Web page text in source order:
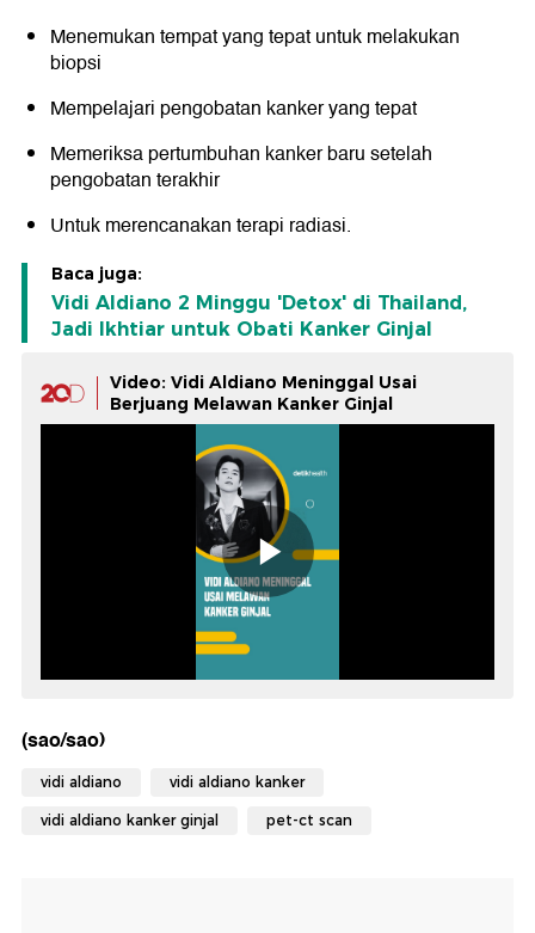
Menemukan tempat yang tepat untuk melakukan
biopsi
Mempelajari pengobatan kanker yang tepat
Memeriksa pertumbuhan kanker baru setelah
pengobatan terakhir
Untuk merencanakan terapi radiasi.
Baca juga:
Vidi Aldiano 2 Minggu 'Detox' di Thailand,
Jadi Ikhtiar untuk Obati Kanker Ginjal
Video: Vidi Aldiano Meninggal Usai
Berjuang Melawan Kanker Ginjal
(sao/sao)
vidi aldiano vidi aldiano kanker
vidi aldiano kanker ginjal pet-ct scan